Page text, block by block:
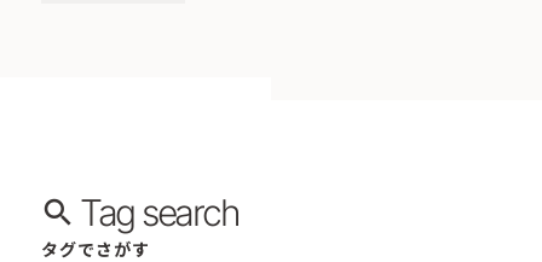
Tag search
タグでさがす